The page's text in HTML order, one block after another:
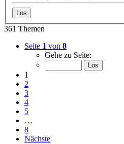
361 Themen
Seite 1 von 8
Gehe zu Seite:
1
2
3
4
5
…
8
Nächste